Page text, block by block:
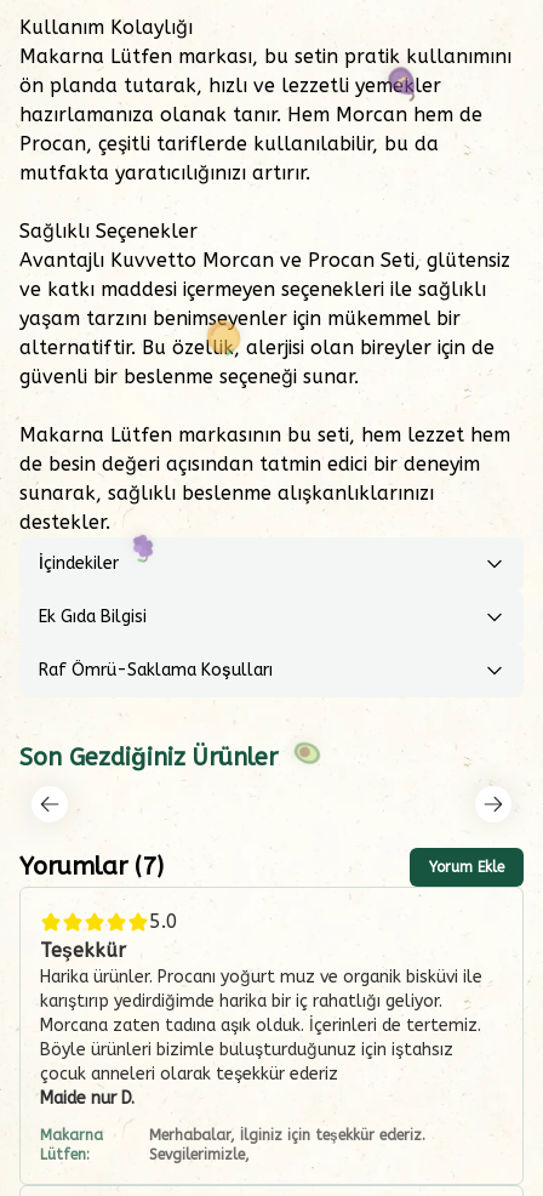
Kullanım Kolaylığı
Makarna Lütfen markası, bu setin pratik kullanımını
ön planda tutarak, hızlı ve lezzetli yemekler
hazırlamanıza olanak tanır. Hem Morcan hem de
Procan, çeşitli tariflerde kullanılabilir, bu da
mutfakta yaratıcılığınızı artırır.
Sağlıklı Seçenekler
Avantajlı Kuvvetto Morcan ve Procan Seti, glütensiz
ve katkı maddesi içermeyen seçenekleri ile sağlıklı
yaşam tarzını benimseyenler için mükemmel bir
alternatiftir. Bu özellik, alerjisi olan bireyler için de
güvenli bir beslenme seçeneği sunar.
Makarna Lütfen markasının bu seti, hem lezzet hem
de besin değeri açısından tatmin edici bir deneyim
sunarak, sağlıklı beslenme alışkanlıklarınızı
destekler.
İçindekiler
Ek Gıda Bilgisi
Raf Ömrü-Saklama Koşulları
Son Gezdiğiniz Ürünler
Yorumlar(7) Yorum Ekle
5.0
Teşekkür
Harika ürünler. Procanı yoğurt muz ve organik bisküvi ile
karıştırıp yedirdiğimde harika bir iç rahatlığı geliyor.
Morcana zaten tadına aşık olduk. İçerinleri de tertemiz.
Böyle ürünleri bizimle buluşturduğunuz için iştahsız
çocuk anneleri olarak teşekkür ederiz
Maide nur D.
Makarna
Lütfen:
Merhabalar, İlginiz için teşekkür ederiz.
Sevgilerimizle,